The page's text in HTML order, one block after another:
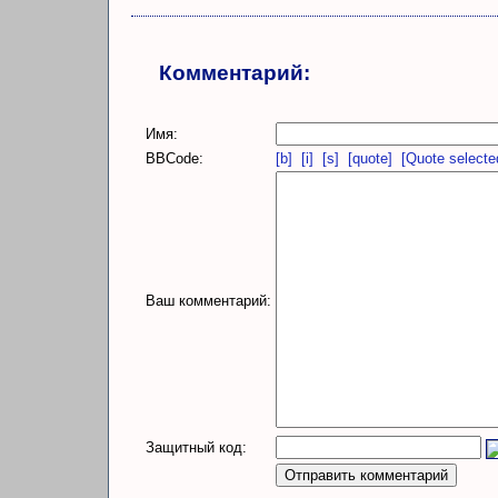
Комментарий:
Имя:
BBCode:
[b] [i] [s] [quote] [Quote
Ваш комментарий:
Защитный код: